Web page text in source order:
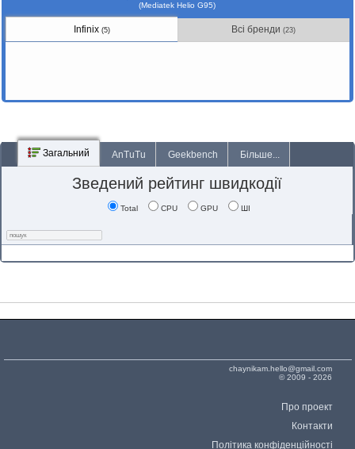
(Mediatek Helio G95)
Infinix (5) Всі бренди(23)
Загальний AnTuTu Geekbench Більше...
Зведений рейтинг швидкодії
Total CPU GPU ШІ
chaynikam.hello@gmail.com
© 2009 - 2026
Про проект
Контакти
Політика конфіденційності